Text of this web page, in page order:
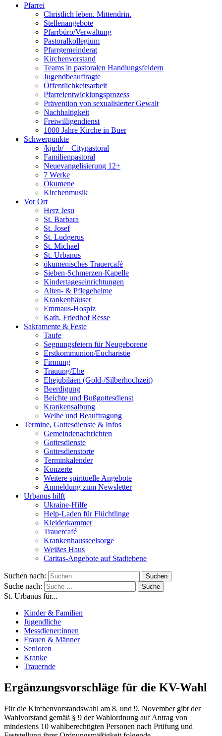
Pfarrei
Christlich leben. Mittendrin.
Stellenangebote
Pfarrbüro/Verwaltung
Pastoralkollegium
Pfarrgemeinderat
Kirchenvorstand
Teams in pastoralen Handlungsfeldern
Jugendbeauftragte
Öffentlichkeitsarbeit
Pfarreientwicklungsprozess
Prävention von sexualisierter Gewalt
Nachhaltigkeit
Freiwilligendienst
1000 Jahre Kirche in Buer
Schwerpunkte
/kju:b/ – Citypastoral
Familienpastoral
Neuevangelisierung 12+
7 Werke
Ökumene
Kirchenmusik
Vor Ort
Herz Jesu
St. Barbara
St. Josef
St. Ludgerus
St. Michael
St. Urbanus
ökumenisches Trauercafé
Sieben-Schmerzen-Kapelle
Kindertageseinrichtungen
Alten- & Pflegeheime
Krankenhäuser
Emmaus-Hospiz
Kath. Friedhof Resse
Sakramente & Feste
Taufe
Segnungsfeiern für Neugeborene
Erstkommunion/Eucharistie
Firmung
Trauung/Ehe
Ehejubiläen (Gold-/Silberhochzeit)
Beerdigung
Beichte und Bußgottesdienst
Krankensalbung
Weihe und Beauftragung
Termine, Gottesdienste & Infos
Gemeindenachrichten
Gottesdienste
Gottesdienstorte
Terminkalender
Konzerte
Weitere spirituelle Angebote
Anmeldung zum Newsletter
Urbanus hilft
Ukraine-Hilfe
Help-Laden für Flüchtlinge
Kleiderkammer
Trauercafé
Krankenhausseelsorge
Weißes Haus
Caritas-Angebote auf Stadtebene
Suchen nach:
Suche nach:
St. Urbanus für...
Kinder & Familien
Jugendliche
Messdiener:innen
Frauen & Männer
Senioren
Kranke
Trauernde
Ergänzungsvorschläge für die KV-Wahl
Für die Kirchenvorstandswahl am 8. und 9. November gibt der
Wahlvorstand gemäß § 9 der Wahlordnung auf Antrag von
mindestens 10 wahlberechtigten Personen nach Prüfung und